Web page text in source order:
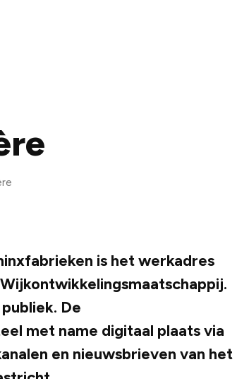
is het werkadres
De
met name digitaal plaats via
en nieuwsbrieven van het